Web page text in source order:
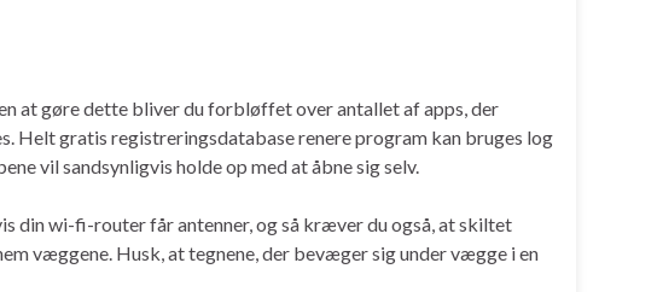
at gøre dette bliver du forbløffet over antallet af apps, der
Helt gratis registreringsdatabase renere program kan bruges log
vil sandsynligvis holde op med at åbne sig selv.
din wi-fi-router får antenner, og så kræver du også, at skiltet
væggene. Husk, at tegnene, der bevæger sig under vægge i en